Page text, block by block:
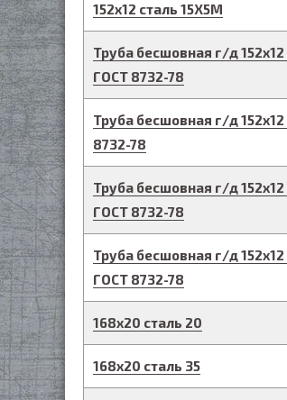
152х12 сталь 15Х5М
Труба бесшовная г/д152х12
ГОСТ 8732-78
Труба бесшовная г/д152х12
8732-78
Труба бесшовная г/д152х12
ГОСТ 8732-78
Труба бесшовная г/д152х12
ГОСТ 8732-78
168х20 сталь 20
168х20 сталь 35